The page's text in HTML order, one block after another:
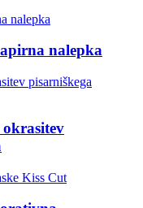
nalepka